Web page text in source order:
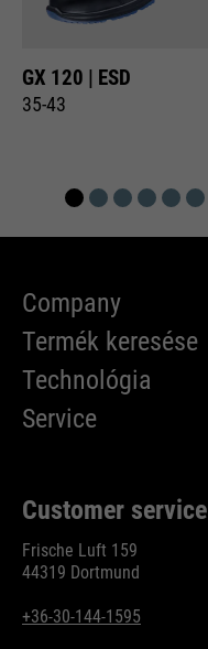
GX 120 | ESD
35-43
Company
Termék keresése
Technológia
Service
Customer service
Frische Luft 159
44319 Dortmund
+36-30-144-1595